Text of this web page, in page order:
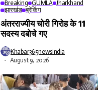
Breaking GUMLA Jharkhand
झारखंड ब्रेकिंग
अंतरराज्यीय चोरी गिरोह के 11
सदस्य दबोचे गए
Khabar365newsindia
August 9, 2026